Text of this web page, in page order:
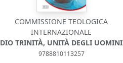
COMMISSIONE TEOLOGICA
INTERNAZIONALE
DIO TRINITÀ, UNITÀ DEGLI UOMINI
9788810113257